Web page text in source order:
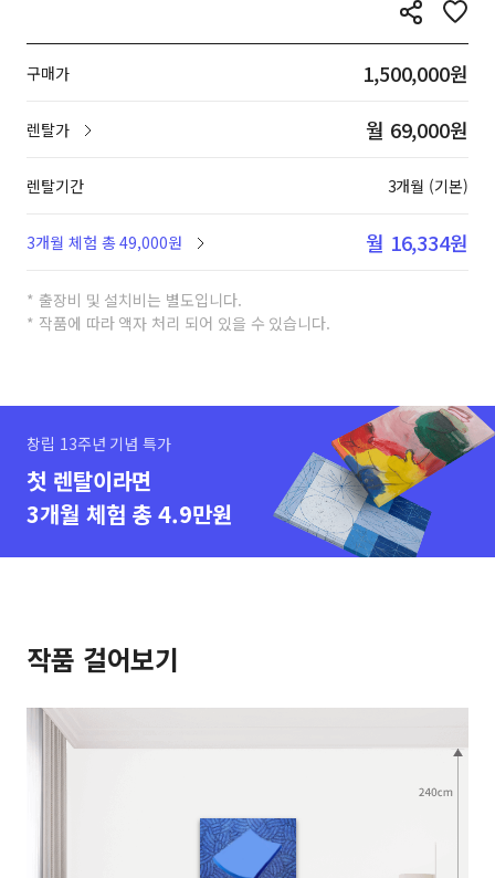
구매가 1,500,000원
렌탈가 월 69,000원
렌탈기간 3개월 (기본)
3개월 체험 총 49,000원 월 16,334원
* 출장비 및 설치비는 별도입니다.
* 작품에 따라 액자 처리 되어 있을 수 있습니다.
창립 13주년 기념 특가
첫 렌탈이라면
3개월 체험 총 4.9만원
작품 걸어보기